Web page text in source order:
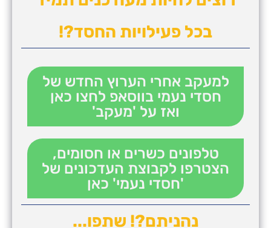
בכל פעילויות החסד?!
למעקב אחרי הערוץ החדש של
חסדי נעמי בווסאפ לחצו כאן
ואז על 'מעקב'
טלפונים כשרים או חסומים,
הצטרפו לקבוצת העדכונים של
'חסדי נעמי' כאן
נהניתם?! שתפו...